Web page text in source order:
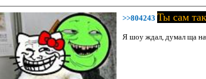
>>804243 Ты сам
Я шоу ждал, думал ща